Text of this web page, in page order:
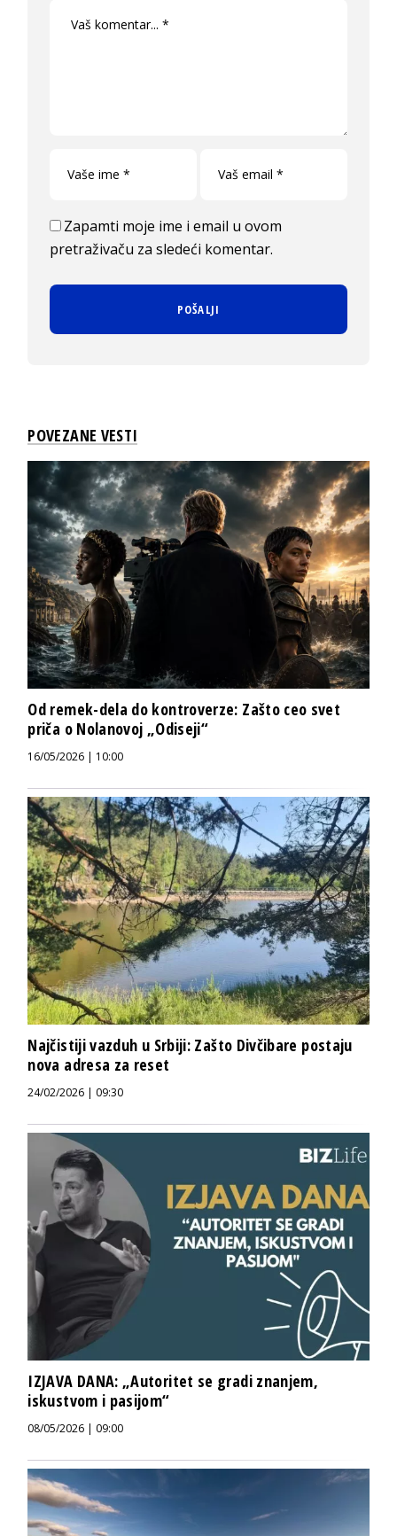
Zapamti moje ime i email u ovom
pretraživaču za sledeći komentar.
POVEZANE VESTI
Od remek-dela do kontroverze: Zašto ceo svet
priča o Nolanovoj „Odiseji“
16/05/2026 | 10:00
Najčistiji vazduh u Srbiji: Zašto Divčibare postaju
nova adresa za reset
24/02/2026 | 09:30
IZJAVA DANA: „Autoritet se gradi znanjem,
iskustvom i pasijom“
08/05/2026 | 09:00